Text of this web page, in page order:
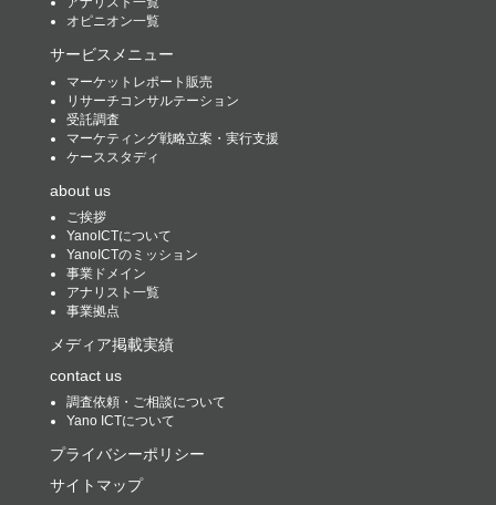
オピニオン一覧
サービスメニュー
マーケットレポート販売
リサーチコンサルテーション
受託調査
マーケティング戦略立案・実行支援
ケーススタディ
about us
ご挨拶
YanoICTについて
YanoICTのミッション
事業ドメイン
アナリスト一覧
事業拠点
メディア掲載実績
contact us
調査依頼・ご相談について
Yano ICTについて
プライバシーポリシー
サイトマップ